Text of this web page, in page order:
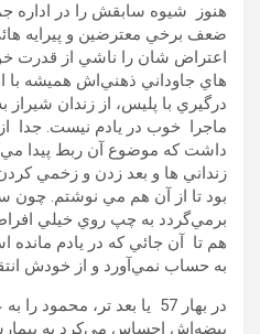
هنوز شيوه سابقش را در اداره
ضعف برخي معترضين و پيرايه
اعتراض شان را ناشي از قدرت
هاي جاوداني ذهني‌اش هميشه با
درگيري با پليس، از زندان شيراز
ماجرا خوب در يادم نيست. جدا
داشت كه موضوع آن ربط پيدا
زنداني ها و بعد زدن و زخمي
بود تا از آن هم مي نوشتم. چون
برمي‌گردد به چپ روي خيلي
هم تا آن جائي كه در يادم
به حساب نمي‌آورد و از خودش
در بهار 57 يا بعد تر،
بيضه‌اش احساس مي‌كرد به